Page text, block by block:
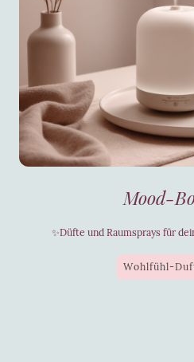
Mood-
✨Düfte und Raumsprays für
Wohlfühl-